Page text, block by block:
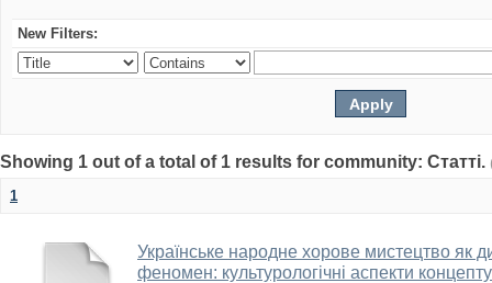
New Filters:
Showing 1 out of a total of 1 results for community: Статті.
1
Українське народне хорове мистецтво як
феномен: культурологічні аспекти